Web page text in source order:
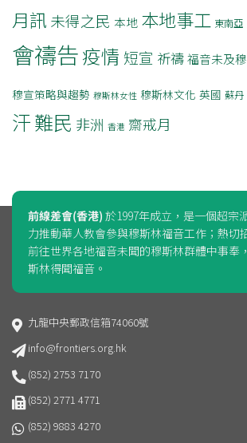
月訊 未得之民 本地 本地事工 東南亞
會禱告疫情 短宣 祈禱福音未及
穆宣策略與趨勢 穆斯林女性 穆斯林文化 英國 蘇丹
汗難民 非洲 香港 齋戒月
前線差會(香港) 於1997年成立，是一個超宗
力推動華人教會參與穆斯林福音工作；熱切
前往世界各地福音未聞的穆斯林群體中事奉
斯林得聞福音。
九龍中央郵政信箱74060號
info@frontiers.org.hk
(852) 2753 7170
(852) 2771 4771
(852) 9883 4270